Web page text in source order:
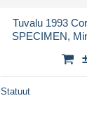
Tuvalu 1993
SPECIMEN,
Statuut